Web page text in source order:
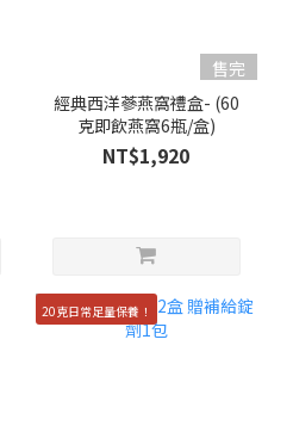
售完
經典西洋蔘燕窩禮盒- (60
克即飲燕窩6瓶/盒)
NT$1,920
20克日常足量保養！